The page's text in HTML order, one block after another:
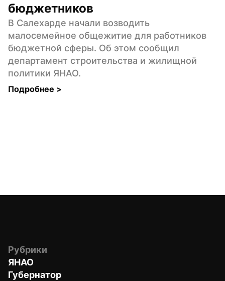
бюджетников
В Салехарде начали возводить
малосемейное общежитие для работников
бюджетной сферы. Об этом сообщил
департамент строительства и жилищной
политики ЯНАО.
Подробнее >
Рубрики
ЯНАО
Губернатор